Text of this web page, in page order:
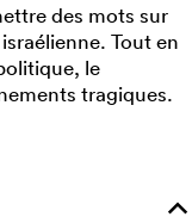
des mots sur
Tout en
le
tragiques.
o